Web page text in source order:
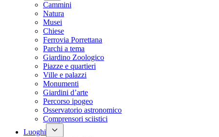
Cammini
Natura
Musei
Chiese
Ferrovia Porrettana
Parchi a tema
Giardino Zoologico
Piazze e quartieri
Ville e palazzi
Monumenti
Giardini d’arte
Percorso ipogeo
Osservatorio astronomico
Comprensori sciistici
Luoghi